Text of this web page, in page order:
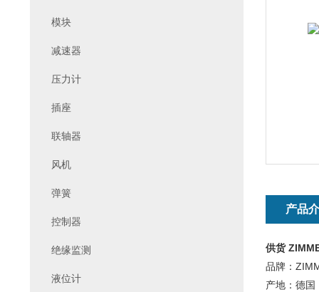
产品
供货
品牌：
产地：德国
模块
减速器
压力计
插座
联轴器
风机
弹簧
控制器
绝缘监测
液位计